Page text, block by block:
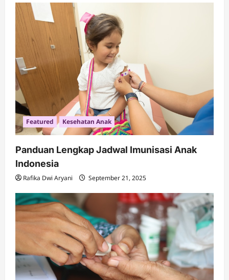
Featured Kesehatan Anak
Panduan Lengkap Jadwal Imunisasi Anak
Indonesia
Rafika Dwi Aryani September 21, 2025